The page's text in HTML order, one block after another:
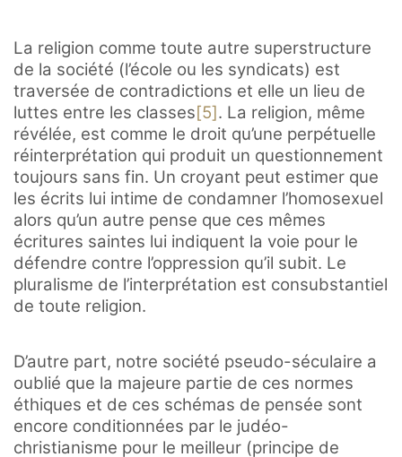
La religion comme toute autre superstructure
de la société (l’école ou les syndicats) est
traversée de contradictions et elle un lieu de
luttes entre les classes[5]. La religion, même
révélée, est comme le droit qu’une perpétuelle
réinterprétation qui produit un questionnement
toujours sans fin. Un croyant peut estimer que
les écrits lui intime de condamner l’homosexuel
alors qu’un autre pense que ces mêmes
écritures saintes lui indiquent la voie pour le
défendre contre l’oppression qu’il subit. Le
pluralisme de l’interprétation est consubstantiel
de toute religion.
D’autre part, notre société pseudo-séculaire a
oublié que la majeure partie de ces normes
éthiques et de ces schémas de pensée sont
encore conditionnées par le judéo-
christianisme pour le meilleur (principe de